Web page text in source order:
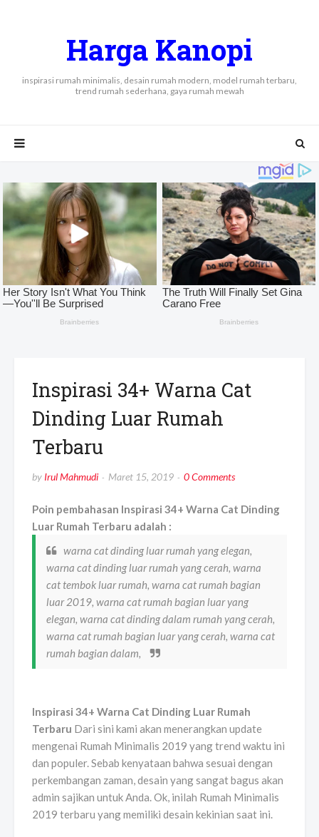
Harga Kanopi
inspirasi rumah minimalis, desain rumah modern, model rumah terbaru,
trend rumah sederhana, gaya rumah mewah
Inspirasi 34+ Warna Cat
Dinding Luar Rumah
Terbaru
by Irul Mahmudi Maret 15, 2019 0 Comments
Poin pembahasan Inspirasi 34+ Warna Cat Dinding
Luar Rumah Terbaru adalah :
warna cat dinding luar rumah yang elegan,
warna cat dinding luar rumah yang cerah, warna
cat tembok luar rumah, warna cat rumah bagian
luar 2019, warna cat rumah bagian luar yang
elegan, warna cat dinding dalam rumah yang cerah,
warna cat rumah bagian luar yang cerah, warna cat
rumah bagian dalam,
Inspirasi 34+ Warna Cat Dinding Luar Rumah
Terbaru Dari sini kami akan menerangkan update
mengenai Rumah Minimalis 2019 yang trend waktu ini
dan populer. Sebab kenyataan bahwa sesuai dengan
perkembangan zaman, desain yang sangat bagus akan
admin sajikan untuk Anda. Ok, inilah Rumah Minimalis
2019 terbaru yang memiliki desain kekinian saat ini.